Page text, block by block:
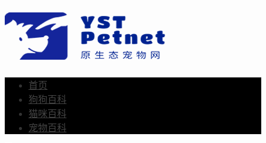
首页
狗狗百科
猫咪百科
宠物百科